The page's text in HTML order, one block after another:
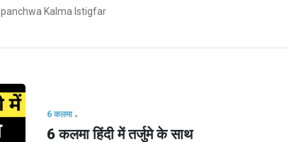
Panchwa Kalma Istigfar
6 कलमा
6 कलमा हिंदी में तर्जुमे के साथ